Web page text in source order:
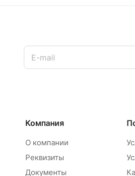
Компания
О компании
Реквизиты
Документы